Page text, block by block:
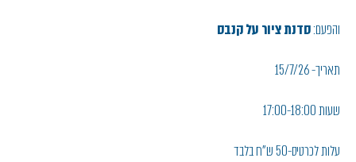
והפעם:סדנת ציור על קנבס
תאריך- 15/7/26
שעות 17:00-18:00
עלות לכרטיס-50 ש"ח בלבד